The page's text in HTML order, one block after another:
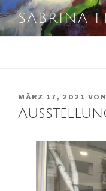
Zum
Inhalt
springen
SABRINA
VERÖFFENTLICHT
AM
MÄRZ 17, 2021 VON